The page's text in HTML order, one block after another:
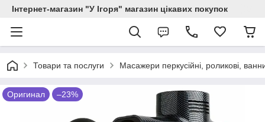
Інтернет-магазин "У Ігоря" магазин цікавих покупок
Товари та послуги Масажери перкусійні, роликові,
Оригинал –23%